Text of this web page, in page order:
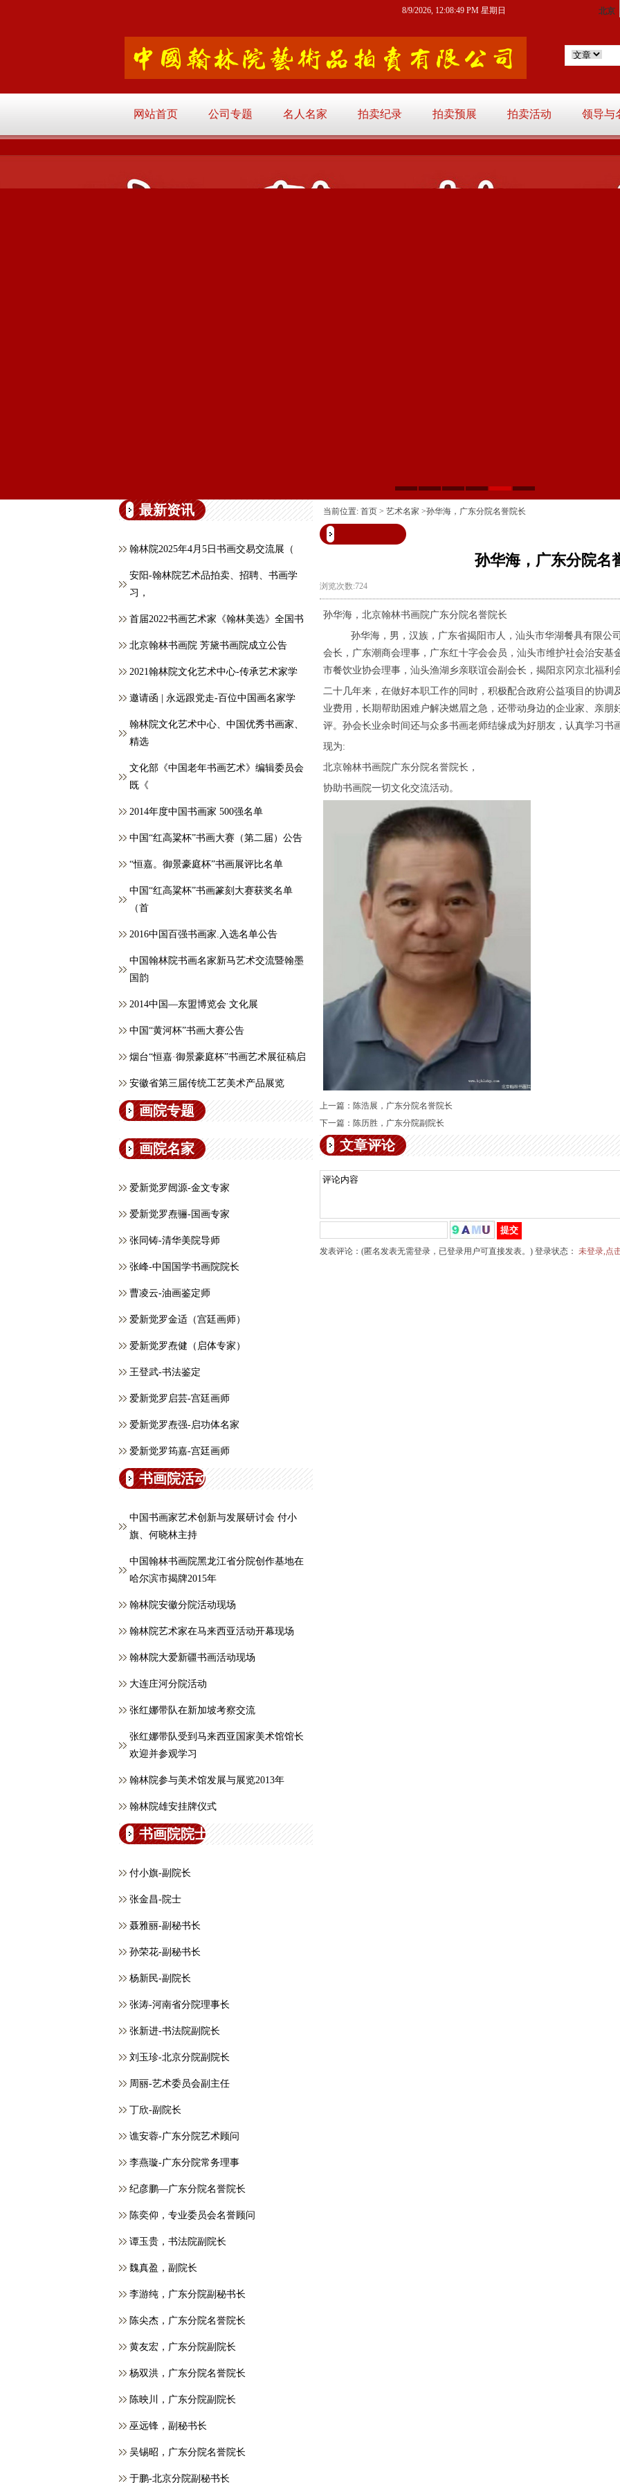
网站首页 公司专题 名人名家 拍卖纪录 拍卖预展 拍卖活动 领导与
8/9/2026, 12:08:49 PM 星期日
2
最新资讯
翰林院2025年4月5日书画交易交流展（
安阳-翰林院艺术品拍卖、招聘、书画学
习，
首届2022书画艺术家《翰林美选》全国书
北京翰林书画院 芳黛书画院成立公告
2021翰林院文化艺术中心-传承艺术家学
邀请函 | 永远跟党走-百位中国画名家学
翰林院文化艺术中心、中国优秀书画家、
精选
文化部《中国老年书画艺术》编辑委员会
既《
2014年度中国书画家 500强名单
中国“红高粱杯”书画大赛（第二届）公告
“恒嘉。御景豪庭杯”书画展评比名单
中国“红高粱杯”书画篆刻大赛获奖名单
（首
2016中国百强书画家.入选名单公告
中国翰林院书画名家新马艺术交流暨翰墨
国韵
2014中国—东盟博览会 文化展
中国“黄河杯”书画大赛公告
烟台“恒嘉·御景豪庭杯”书画艺术展征稿启
安徽省第三届传统工艺美术产品展览
画院专题
画院名家
爱新觉罗闿源-金文专家
爱新觉罗焘骊-国画专家
张同铸-清华美院导师
张峰-中国国学书画院院长
曹凌云-油画鉴定师
爱新觉罗金适（宫廷画师）
爱新觉罗焘健（启体专家）
王登武-书法鉴定
爱新觉罗启芸-宫廷画师
爱新觉罗焘强-启功体名家
爱新觉罗筠嘉-宫廷画师
书画院活动
中国书画家艺术创新与发展研讨会 付小
旗、何晓林主持
中国翰林书画院黑龙江省分院创作基地在
哈尔滨市揭牌2015年
翰林院安徽分院活动现场
翰林院艺术家在马来西亚活动开幕现场
翰林院大爱新疆书画活动现场
大连庄河分院活动
张红娜带队在新加坡考察交流
张红娜带队受到马来西亚国家美术馆馆长
欢迎并参观学习
翰林院参与美术馆发展与展览2013年
翰林院雄安挂牌仪式
书画院院士
付小旗-副院长
张金昌-院士
聂雅丽-副秘书长
孙荣花-副秘书长
杨新民-副院长
张涛-河南省分院理事长
张新进-书法院副院长
刘玉珍-北京分院副院长
周丽-艺术委员会副主任
丁欣-副院长
谯安蓉-广东分院艺术顾问
李燕璇-广东分院常务理事
纪彦鹏—广东分院名誉院长
​陈奕仰，专业委员会名誉顾问
谭玉贵，书法院副院长
魏真盈，副院长
李游纯，广东分院副秘书长
陈尖杰，广东分院名誉院长
黄友宏，广东分院副院长
杨双洪，广东分院名誉院长
陈映川，广东分院副院长
巫远锋，副秘书长
吴锡昭，广东分院名誉院长
于鹏-北京分院副秘书长
当前位置: 首页 > 艺术名家 >孙华海，广东分院名誉院长
孙华海，广东分院名
浏览次数:724
孙华海，北京翰林书画院广东分院名誉院长
孙华海，男，汉族，广东省揭阳市人，汕头市华湖餐具有限公
会长，广东潮商会理事，广东红十字会会员，汕头市维护社会治安基
市餐饮业协会理事，汕头渔湖乡亲联谊会副会长，揭阳京冈京北福利
二十几年来，在做好本职工作的同时，积极配合政府公益项目的协调
业费用，长期帮助困难户解决燃眉之急，还带动身边的企业家、亲
评。孙会长业余时间还与众多书画老师结缘成为好朋友，认真学习书
现为:
北京翰林书画院广东分院名誉院长，
协助书画院一切文化交流活动。
上一篇： 陈浩展，广东分院名誉院长
下一篇： 陈历胜，广东分院副院长
文章评论
发表评论：(匿名发表无需登录，已登录用户可直接发表。) 登录状态： 未登录,点